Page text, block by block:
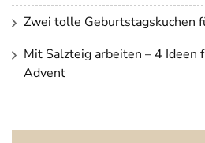
Zwei tolle Geburtstagskuchen
Mit Salzteig arbeiten – 4 Ideen
Advent